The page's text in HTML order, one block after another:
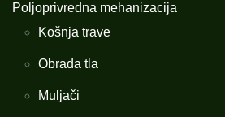
Poljoprivredna mehanizacija
Košnja trave
Obrada tla
Muljači